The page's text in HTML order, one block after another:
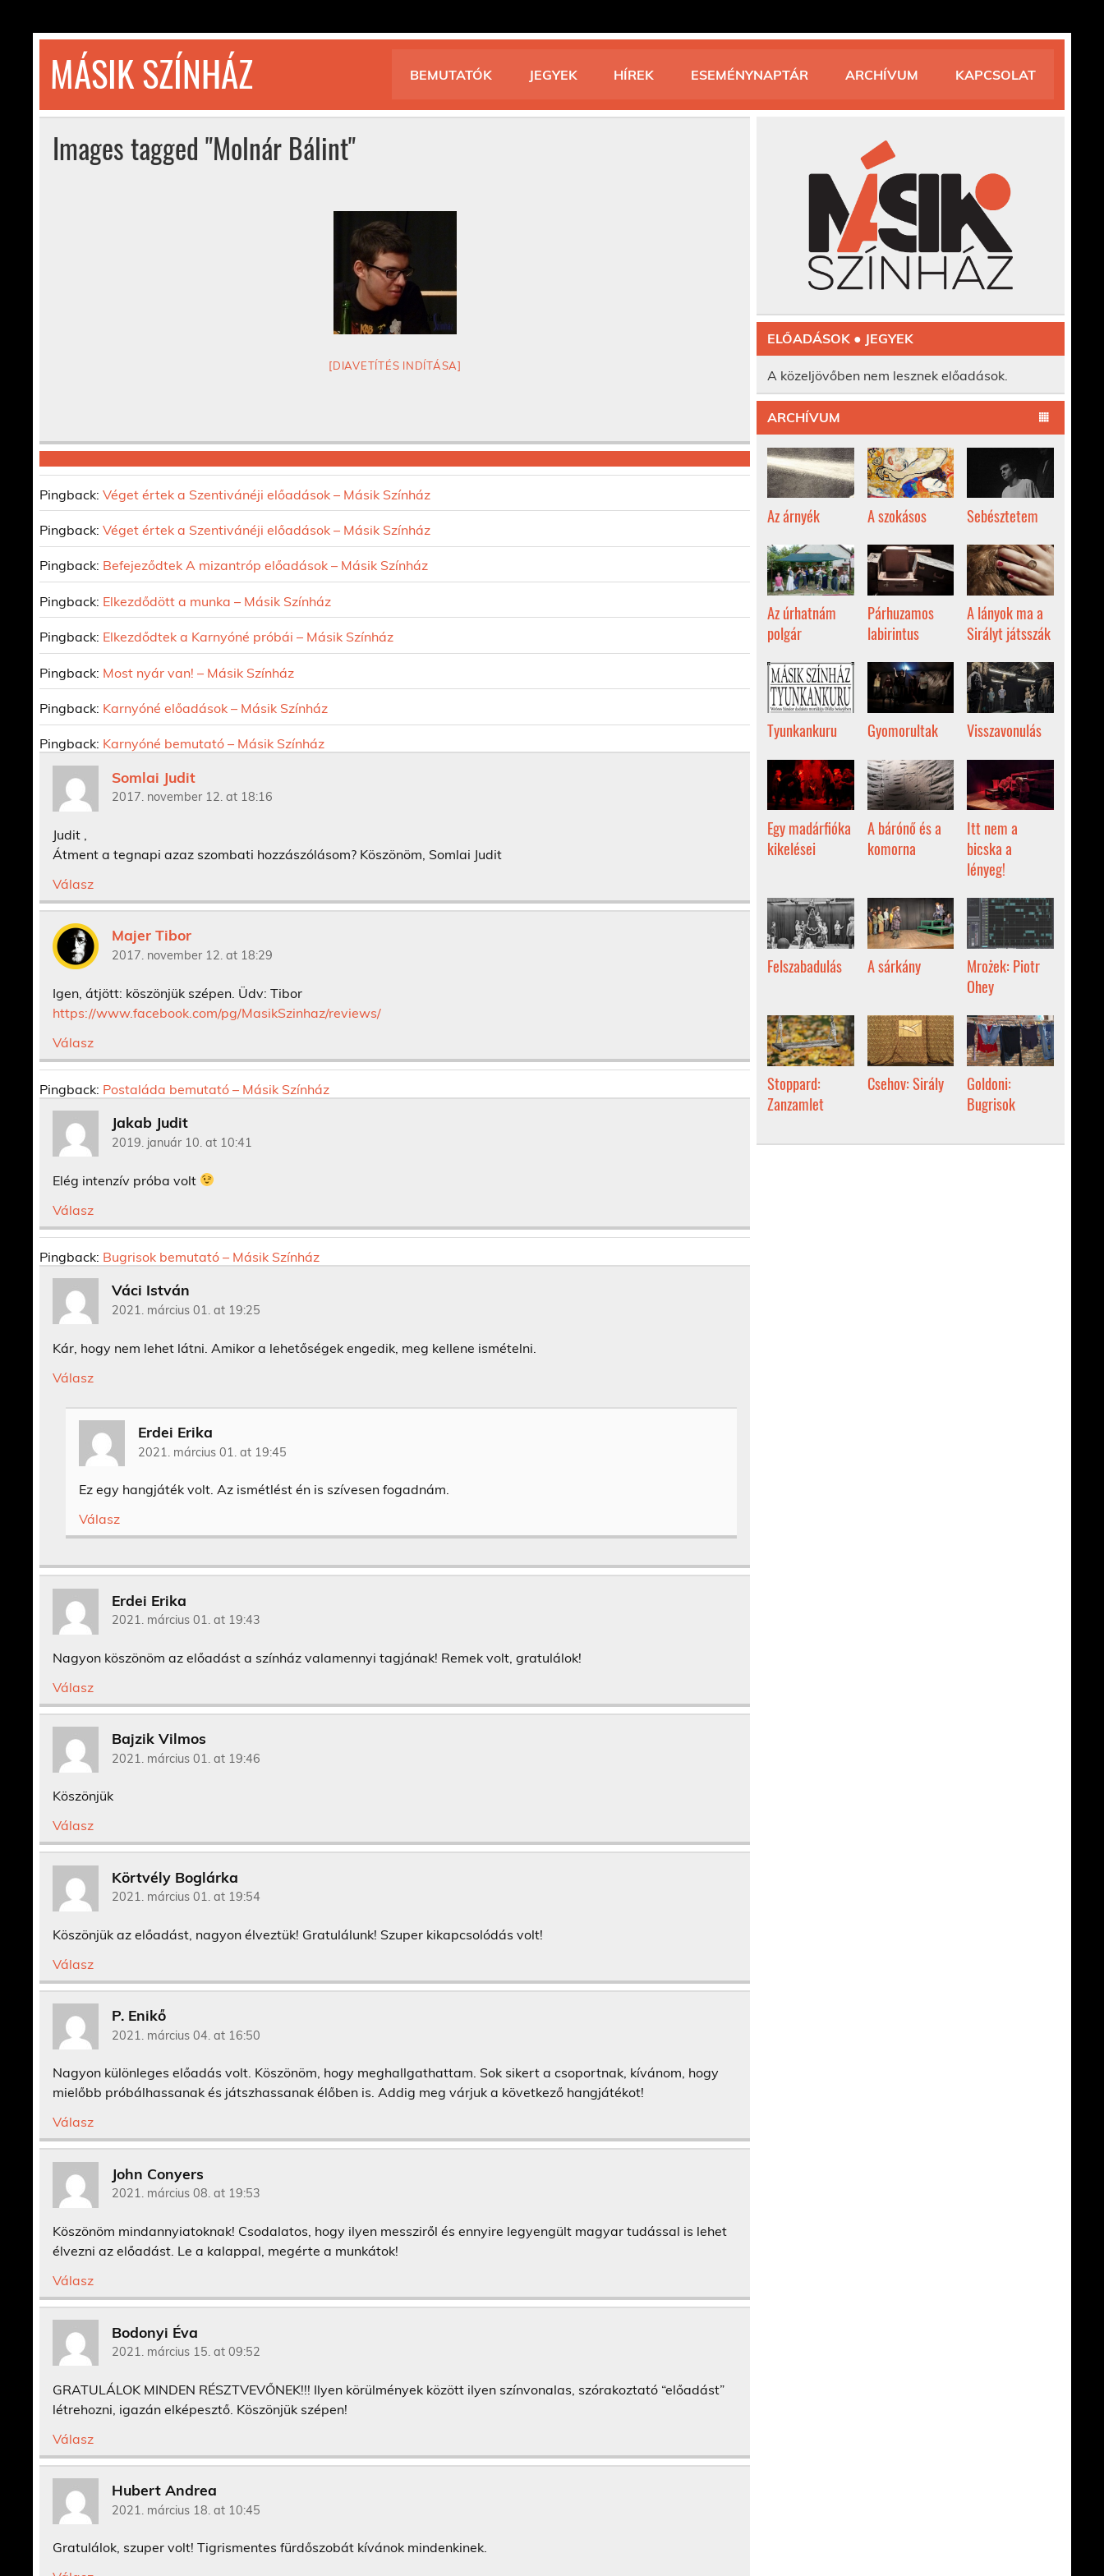
content
MÁSIK SZÍNHÁZ
© 1992-2026
BEMUTATÓK JEGYEK HÍREK ESEMÉNYNAPTÁR ARCHÍVUM KAPCSOLAT
Images tagged "Molnár Bálint"
[DIAVETÍTÉS INDÍTÁSA]
Pingback:Véget értek a Szentivánéji előadások – Másik Színház
Pingback:Véget értek a Szentivánéji előadások – Másik Színház
Pingback: Befejeződtek A mizantróp előadások – Másik Színház
Pingback: Elkezdődött a munka – Másik Színház
Pingback: Elkezdődtek a Karnyóné próbái – Másik Színház
Pingback: Most nyár van! – Másik Színház
Pingback: Karnyóné előadások – Másik Színház
Pingback: Karnyóné bemutató – Másik Színház
Somlai Judit
2017. november 12. at 18:16
Judit ,
Átment a tegnapi azaz szombati hozzászólásom? Köszönöm, Somlai Judit
Válasz
Majer Tibor
2017. november 12. at 18:29
Igen, átjött: köszönjük szépen. Üdv: Tibor
https://www.facebook.com/pg/MasikSzinhaz/reviews/
Válasz
Pingback: Postaláda bemutató – Másik Színház
Jakab Judit
2019. január 10. at 10:41
Elég intenzív próba volt
Válasz
Pingback: Bugrisok bemutató – Másik Színház
Váci István
2021. március 01. at 19:25
Kár, hogy nem lehet látni. Amikor a lehetőségek engedik, meg kellene ismételni.
Válasz
Erdei Erika
2021. március 01. at 19:45
Ez egy hangjáték volt. Az ismétlést én is szívesen fogadnám.
Válasz
Erdei Erika
2021. március 01. at 19:43
Nagyon köszönöm az előadást a színház valamennyi tagjának! Remek volt, gratulálok!
Válasz
Bajzik Vilmos
2021. március 01. at 19:46
Köszönjük
Válasz
Körtvély Boglárka
2021. március 01. at 19:54
Köszönjük az előadást, nagyon élveztük! Gratulálunk! Szuper kikapcsolódás volt!
Válasz
P. Enikő
2021. március 04. at 16:50
Nagyon különleges előadás volt. Köszönöm, hogy meghallgathattam. Sok sikert a csoportnak, kívánom, hogy
mielőbb próbálhassanak és játszhassanak élőben is. Addig meg várjuk a következő hangjátékot!
Válasz
John Conyers
2021. március 08. at 19:53
Köszönöm mindannyiatoknak! Csodalatos, hogy ilyen messziről és ennyire legyengült magyar tudással is lehet
élvezni az előadást. Le a kalappal, megérte a munkátok!
Válasz
Bodonyi Éva
2021. március 15. at 09:52
GRATULÁLOK MINDEN RÉSZTVEVŐNEK!!! Ilyen körülmények között ilyen színvonalas, szórakoztató “előadást”
létrehozni, igazán elképesztő. Köszönjük szépen!
Válasz
Hubert Andrea
2021. március 18. at 10:45
Gratulálok, szuper volt! Tigrismentes fürdőszobát kívánok mindenkinek.
ELŐADÁSOK ● JEGYEK
A közeljövőben nem lesznek előadások.
ARCHÍVUM
Az árnyék A szokásos Sebésztetem
Az úrhatnám
polgár
Párhuzamos
labirintus
A lányok ma a
Sirályt játsszák
Tyunkankuru Gyomorultak Visszavonulás
Egy madárfióka
kikelései
A bárónő és a
komorna
Itt nem a
bicska a
lényeg!
Felszabadulás A sárkány
Mrożek: Piotr
Ohey
Stoppard:
Zanzamlet
Csehov: Sirály
Goldoni:
Bugrisok